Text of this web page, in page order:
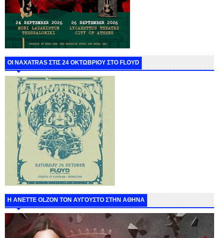
ΟΙ NAXATRAS ΣΤΙΣ 24 ΟΚΤΩΒΡΙΟΥ ΣΤΟ FLOYD
Η ANETTE OLZON ΤΟΝ ΑΥΓΟΥΣΤΟ ΣΤΗΝ ΑΘΗΝΑ